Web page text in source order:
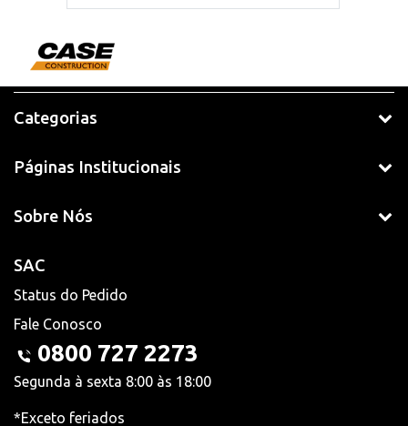
Categorias
Páginas Institucionais
Sobre Nós
SAC
Status do Pedido
Fale Conosco
0800 727 2273
Segunda à sexta 8:00 às 18:00
*Exceto feriados